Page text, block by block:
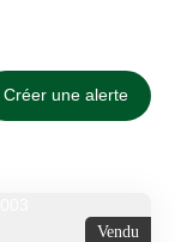
Créer une alerte
Vendu